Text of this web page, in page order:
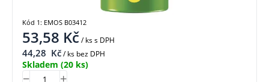
53,58 Kč/ kss DPH
44,28 Kč/ ks bez DPH
Skladem (20 ks)
Kód 1: EMOS B03412